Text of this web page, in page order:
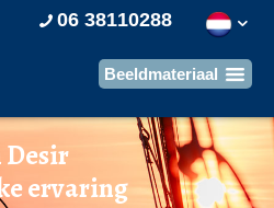
06 38110288
Desir
ervaring